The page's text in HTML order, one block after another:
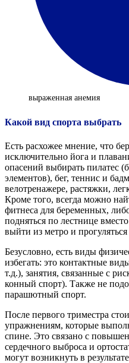
выраженная анемия
Какой вид спорта выбрать
Есть расхожее мнение, что
исключительно йога и
опасений выбирать пилатес
элементов), бег, теннис и
велотренажере, растяжки,
Кроме того, всегда можно
фитнеса для беременных,
подняться по лестнице
выйти из метро и
Безусловно, есть виды
избегать: это контактные
т.д.), занятия, связанные с
конный спорт). Также не
парашютный спорт.
После первого триместра
упражнениям, которые
спине. Это связано с
сердечного выброса и
могут возникнуть в